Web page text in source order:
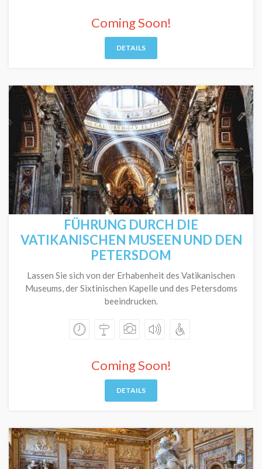
Coming Soon!
DETAILS
FÜHRUNG DURCH DIE
VATIKANISCHEN MUSEEN UND DEN
PETERSDOM
Lassen Sie sich von der Erhabenheit des Vatikanischen
Museums, der Sixtinischen Kapelle und des Petersdoms
beeindrucken.
Coming Soon!
DETAILS